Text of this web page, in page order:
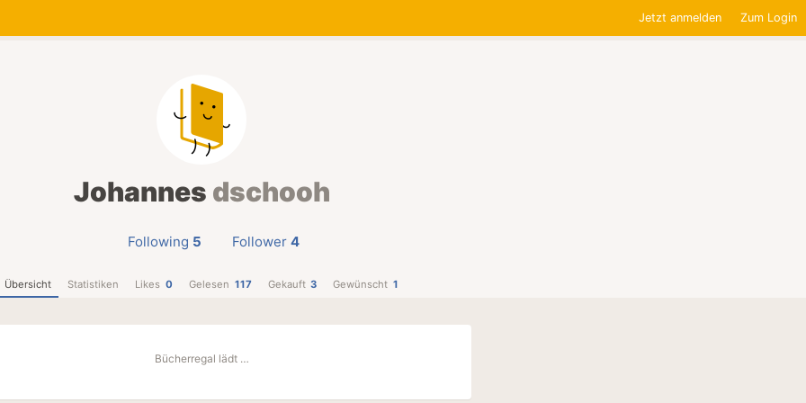
Jetzt anmelden Zum Login
Johannes dschooh
Following 5 Follower 4
Übersicht Statistiken Likes 0 Gelesen 117 Gekauft 3 Gewünscht 1
Bücherregal lädt …